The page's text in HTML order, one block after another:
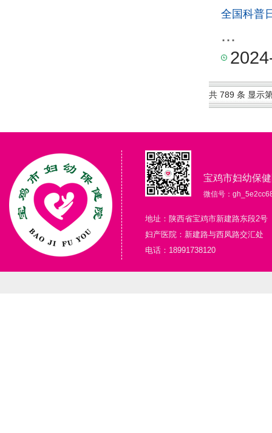
全国科普
...
共 789 条 显示
宝鸡市妇幼保
微信号：
地址：陕西省宝鸡市新建路东段2号
妇产医院：新建路与西凤路交汇处
电话：18991738120